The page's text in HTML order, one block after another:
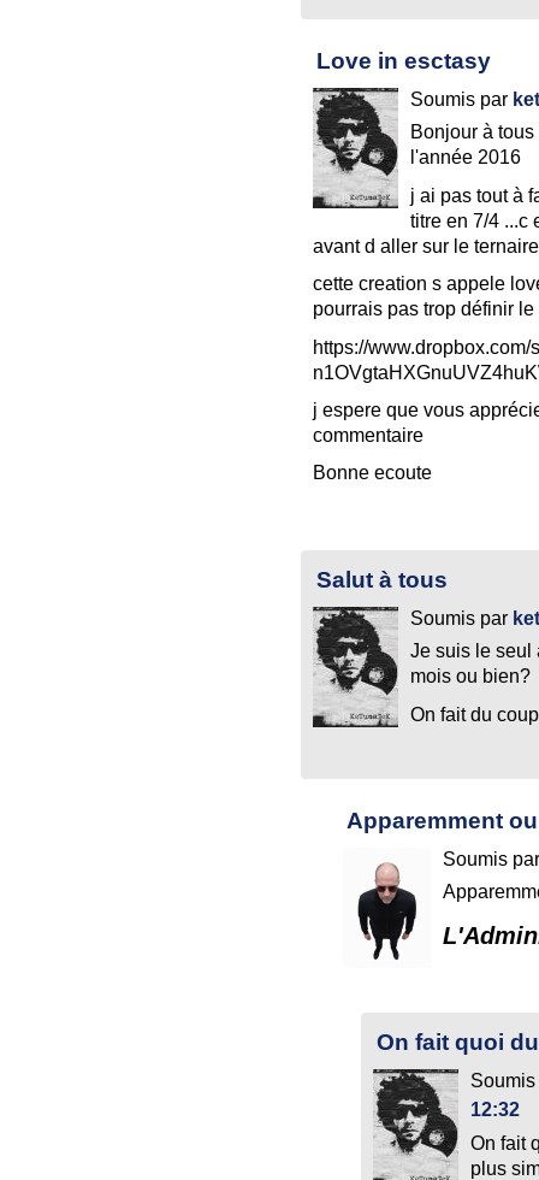
Love in esctasy
Soumis par
Bonjour à
l'année 2016
j ai pas tout à
titre en 7/4 ...c
avant d aller sur le
cette creation s appele
pourrais pas trop définir le
https://
j espere que vous
commentaire
Bonne ecoute
Salut à tous
Soumis par
Je suis le seul
mois ou bien?
On fait du
Apparemment
Soumis
On fait quoi
12:32
On fait
plus